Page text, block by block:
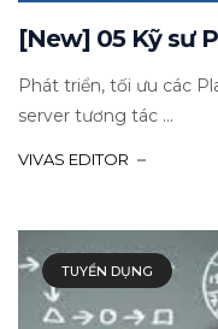
[New] 05 Kỹ sư
Phát triển, tối ưu các
server tương tác ...
VIVAS EDITOR
TUYỂN DỤNG